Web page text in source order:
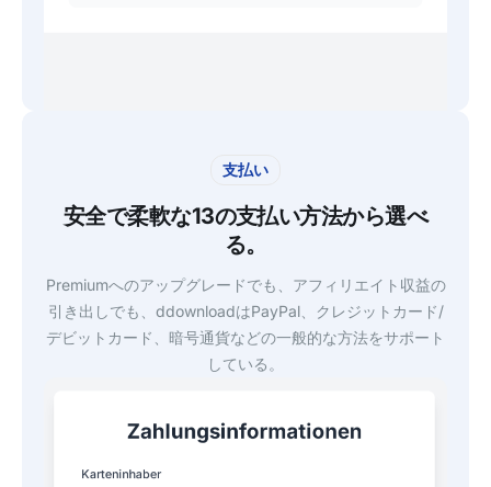
支払い
安全で柔軟な13の支払い方法から選べ
る。
Premiumへのアップグレードでも、アフィリエイト収益の
引き出しでも、ddownloadはPayPal、クレジットカード/
デビットカード、暗号通貨などの一般的な方法をサポート
している。